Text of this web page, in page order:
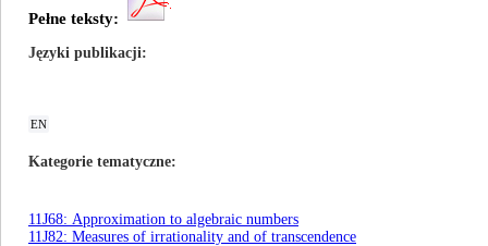
Pełne teksty:
Języki publikacji
EN
Kategorie tematyczne
11J68: Approximation to algebraic numbers
11J82: Measures of irrationality and of transcendence